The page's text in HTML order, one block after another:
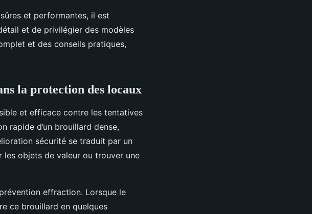
et performantes, il est
et de privilégier des modèles
et des conseils pratiques,
la protection des locaux
et efficace contre les tentatives
rapide d’un brouillard dense,
sécurité se traduit par un
objets de valeur ou trouver une
effraction. Lorsque le
ce brouillard en quelques